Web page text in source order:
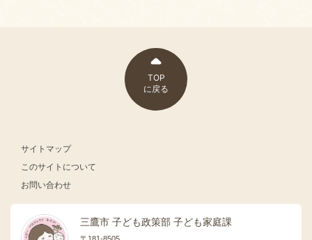
TOP
に戻る
サイトマップ
このサイトについて
お問い合わせ
三鷹市 子ども政策部 子ども家庭課